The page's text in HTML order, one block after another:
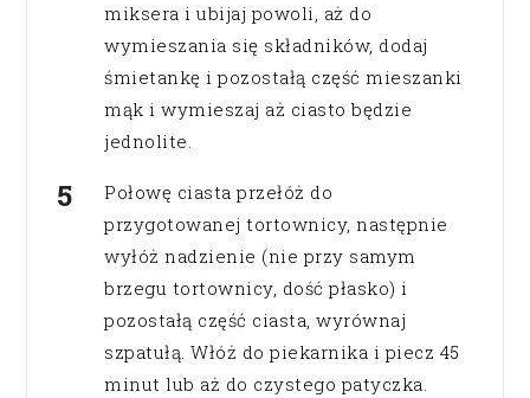
miksera i ubijaj powoli, aż do
wymieszania się składników, dodaj
śmietankę i pozostałą część mieszanki
mąk i wymieszaj aż ciasto będzie
jednolite.
Połowę ciasta przełóż do
przygotowanej tortownicy, następnie
wyłóż nadzienie (nie przy samym
brzegu tortownicy, dość płasko) i
pozostałą część ciasta, wyrównaj
szpatułą. Włóż do piekarnika i piecz 45
minut lub aż do czystego patyczka.